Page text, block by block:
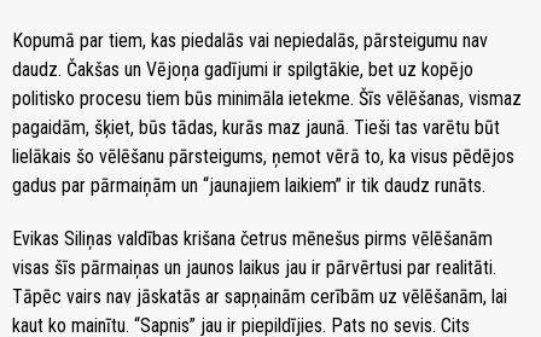
Kopumā par tiem, kas piedalās vai nepiedalās, pārsteigumu nav
daudz. Čakšas un Vējoņa gadījumi ir spilgtākie, bet uz kopējo
politisko procesu tiem būs minimāla ietekme. Šīs vēlēšanas, vismaz
pagaidām, šķiet, būs tādas, kurās maz jaunā. Tieši tas varētu būt
lielākais šo vēlēšanu pārsteigums, ņemot vērā to, ka visus pēdējos
gadus par pārmaiņām un “jaunajiem laikiem” ir tik daudz runāts.
Evikas Siliņas valdības krišana četrus mēnešus pirms vēlēšanām
visas šīs pārmaiņas un jaunos laikus jau ir pārvērtusi par realitāti.
Tāpēc vairs nav jāskatās ar sapņainām cerībām uz vēlēšanām, lai
kaut ko mainītu. “Sapnis” jau ir piepildījies. Pats no sevis. Cits